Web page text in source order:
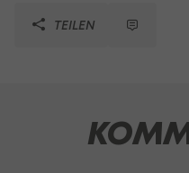
TEILEN